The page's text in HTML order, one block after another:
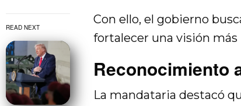
READ NEXT
Con ello, el gobierno
fortalecer una visión
Reconocimiento
La mandataria destacó